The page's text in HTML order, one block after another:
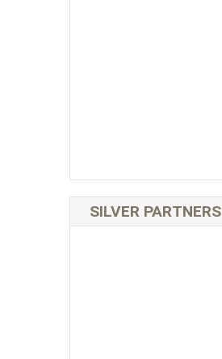
SILVER PARTNERS